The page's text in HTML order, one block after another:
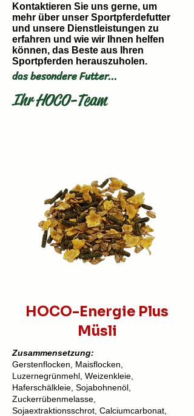
Kontaktieren Sie uns gerne, um
mehr über unser Sportpferdefutter
und unsere Dienstleistungen zu
erfahren und wie wir Ihnen helfen
können, das Beste aus Ihren
Sportpferden herauszuholen.
dasbesondere Futter...
Ihr HOCO-Team
HOCO-Energie Plus
Müsli
Zusammensetzung:
Gerstenflocken, Maisflocken,
Luzernegrünmehl, Weizenkleie,
Haferschälkleie, Sojabohnenöl,
Zuckerrübenmelasse,
Sojaextraktionsschrot, Calciumcarbonat,